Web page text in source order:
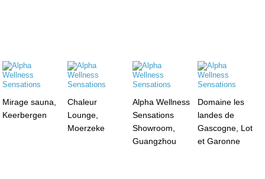
Mirage sauna,
Keerbergen
Chaleur
Lounge,
Moerzeke
Alpha Wellness
Sensations
Showroom,
Guangzhou
Domaine les
landes de
Gascogne, Lot
et Garonne